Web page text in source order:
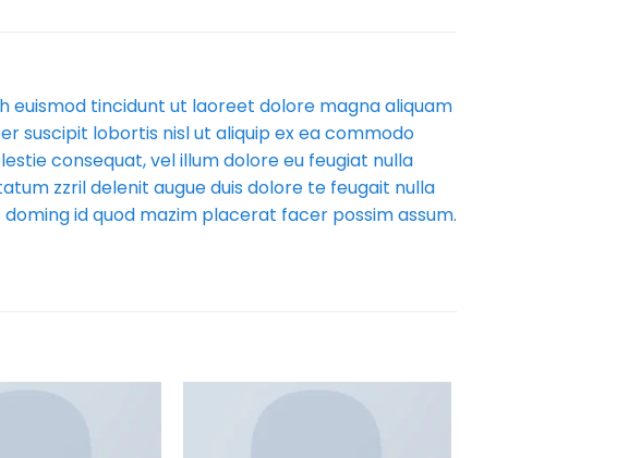
euismod tincidunt ut laoreet dolore magna aliquam
suscipit lobortis nisl ut aliquip ex ea commodo
consequat, vel illum dolore eu feugiat nulla
zzril delenit augue duis dolore te feugait nulla
id quod mazim placerat facer possim assum.